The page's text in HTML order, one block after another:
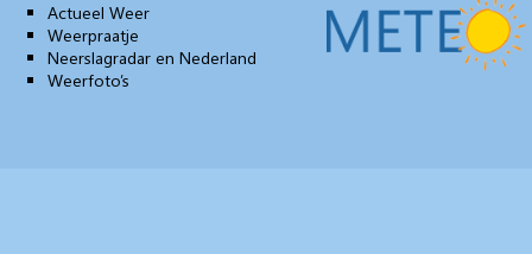
Actueel Weer
Weerpraatje
Neerslagradar en Nederland
Weerfoto’s